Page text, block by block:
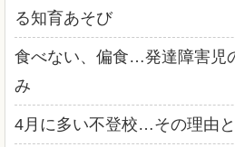
る知育あそび
食べない、偏食…発達障害児
み
4月に多い不登校…その理由